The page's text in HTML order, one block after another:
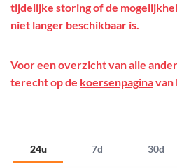
24u 7d 30d
tijdelijke storing of de
niet langer beschikbaar is.
Voor een overzicht van alle
terecht op de koersenpaginavan